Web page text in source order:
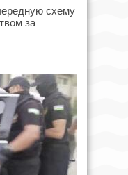
схему
за